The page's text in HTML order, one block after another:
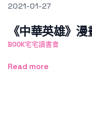
發文於
2021-01-27
《中華英雄》
BOOK宅宅讀書會
Read more